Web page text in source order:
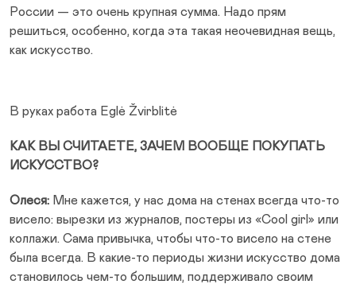
России — это очень крупная сумма. Надо прям
решиться, особенно, когда эта такая неочевидная вещь,
как искусство.
В руках работа Eglė Žvirblitė
КАК ВЫ СЧИТАЕТЕ, ЗАЧЕМ ВООБЩЕ ПОКУПАТЬ
ИСКУССТВО?
Олеся: Мне кажется, у нас дома на стенах всегда что-то
висело: вырезки из журналов, постеры из «Cool girl» или
коллажи. Сама привычка, чтобы что-то висело на стене
была всегда. В какие-то периоды жизни искусство дома
становилось чем-то большим, поддерживало своим